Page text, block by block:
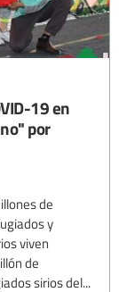
19 en
por
de
y
viven
de
sirios del...